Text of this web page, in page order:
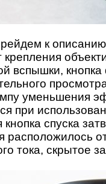
к
вспышки,
уменьшения
при
кнопка спуска
расположилось
тока, скрытое